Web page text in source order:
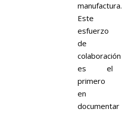
manufactura.
Este
esfuerzo
de
colaboración
es el
primero
en
documentar